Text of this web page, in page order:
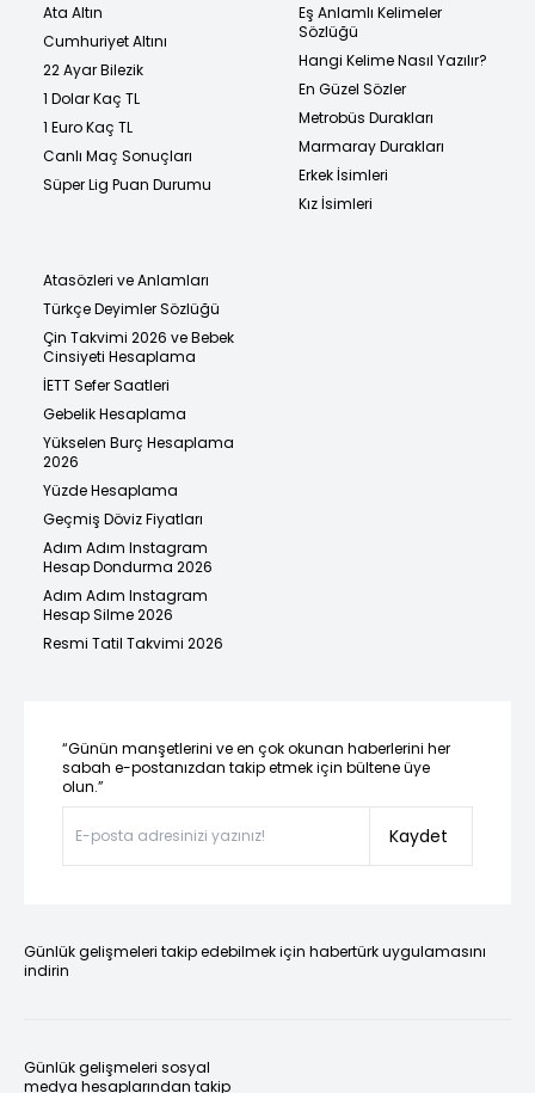
Ata Altın
Cumhuriyet Altını
22 Ayar Bilezik
1 Dolar Kaç TL
1 Euro Kaç TL
Canlı Maç Sonuçları
Süper Lig Puan Durumu
Eş Anlamlı Kelimeler
Sözlüğü
Hangi Kelime Nasıl Yazılır?
En Güzel Sözler
Metrobüs Durakları
Marmaray Durakları
Erkek İsimleri
Kız İsimleri
Atasözleri ve Anlamları
Türkçe Deyimler Sözlüğü
Çin Takvimi 2026 ve Bebek
Cinsiyeti Hesaplama
İETT Sefer Saatleri
Gebelik Hesaplama
Yükselen Burç Hesaplama
2026
Yüzde Hesaplama
Geçmiş Döviz Fiyatları
Adım Adım Instagram
Hesap Dondurma 2026
Adım Adım Instagram
Hesap Silme 2026
Resmi Tatil Takvimi 2026
“Günün manşetlerini ve en çok okunan haberlerini her
sabah e-postanızdan takip etmek için bültene üye
olun.”
Kaydet
Günlük gelişmeleri takip edebilmek için habertürk uygulamasını
indirin
Günlük gelişmeleri sosyal
medya hesaplarından takip